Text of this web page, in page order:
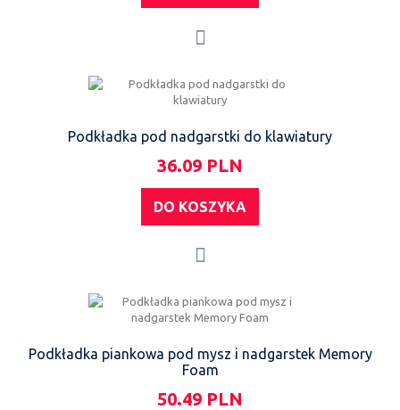
Podkładka pod nadgarstki do klawiatury
36.09 PLN
DO KOSZYKA
Podkładka piankowa pod mysz i nadgarstek Memory
Foam
50.49 PLN